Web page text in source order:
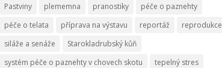
Pastviny
plememna pranostiky
péče o paznehty
péče o telata
příprava na výstavu reportáž
reprodukce
siláže a senáže
Starokladrubský kůň
systém péče o paznehty v chovech skotu
tepelný stres